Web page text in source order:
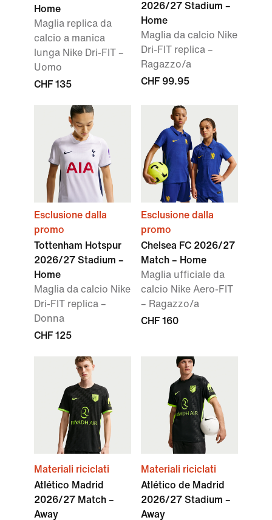
Home
Maglia replica da
calcio a manica
lunga Nike Dri-FIT –
Uomo
CHF 135
2026/27 Stadium –
Home
Maglia da calcio Nike
Dri-FIT replica –
Ragazzo/a
CHF 99.95
Esclusione dalla
promo
Tottenham Hotspur
2026/27 Stadium –
Home
Maglia da calcio Nike
Dri-FIT replica –
Donna
CHF 125
Esclusione dalla
promo
Chelsea FC 2026/27
Match – Home
Maglia ufficiale da
calcio Nike Aero-FIT
– Ragazzo/a
CHF 160
Materiali riciclati
Atlético Madrid
2026/27 Match –
Away
Materiali riciclati
Atlético de Madrid
2026/27 Stadium –
Away